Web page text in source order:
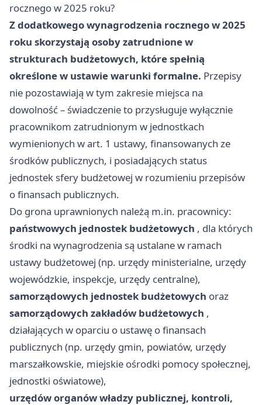
rocznego w 2025 roku?
Z dodatkowego wynagrodzenia rocznego w 2025
roku skorzystają osoby zatrudnione w
strukturach budżetowych, które spełnią
określone w ustawie warunki formalne. Przepisy
nie pozostawiają w tym zakresie miejsca na
dowolność – świadczenie to przysługuje wyłącznie
pracownikom zatrudnionym w jednostkach
wymienionych w art. 1 ustawy, finansowanych ze
środków publicznych, i posiadających status
jednostek sfery budżetowej w rozumieniu przepisów
o finansach publicznych.
Do grona uprawnionych należą m.in. pracownicy:
państwowych jednostek budżetowych , dla których
środki na wynagrodzenia są ustalane w ramach
ustawy budżetowej (np. urzędy ministerialne, urzędy
wojewódzkie, inspekcje, urzędy centralne),
samorządowych jednostek budżetowych oraz
samorządowych zakładów budżetowych ,
działających w oparciu o ustawę o finansach
publicznych (np. urzędy gmin, powiatów, urzędy
marszałkowskie, miejskie ośrodki pomocy społecznej,
jednostki oświatowe),
urzędów organów władzy publicznej, kontroli,